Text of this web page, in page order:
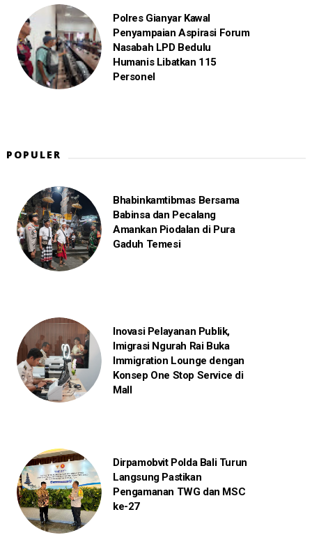
Polres Gianyar Kawal
Penyampaian Aspirasi Forum
Nasabah LPD Bedulu
Humanis Libatkan 115
Personel
POPULER
Bhabinkamtibmas Bersama
Babinsa dan Pecalang
Amankan Piodalan di Pura
Gaduh Temesi
Inovasi Pelayanan Publik,
Imigrasi Ngurah Rai Buka
Immigration Lounge dengan
Konsep One Stop Service di
Mall
Dirpamobvit Polda Bali Turun
Langsung Pastikan
Pengamanan TWG dan MSC
ke-27